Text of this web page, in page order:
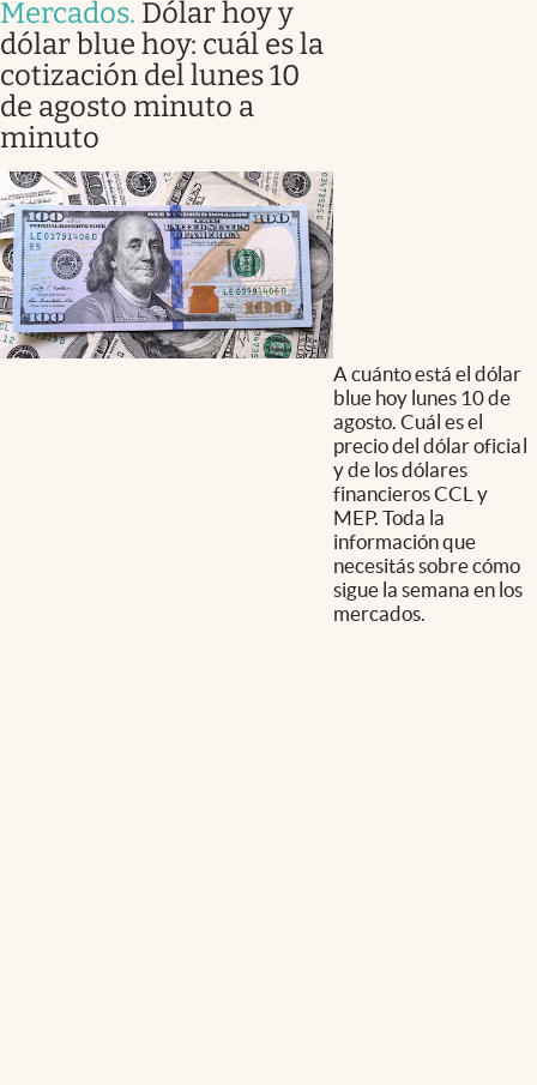
Mercados. Dólar hoy y
dólar blue hoy: cuál es la
cotización del lunes 10
de agosto minuto a
minuto
A cuánto está el dólar
blue hoy lunes 10 de
agosto. Cuál es el
precio del dólar oficial
y de los dólares
financieros CCL y
MEP. Toda la
información que
necesitás sobre cómo
sigue la semana en los
mercados.